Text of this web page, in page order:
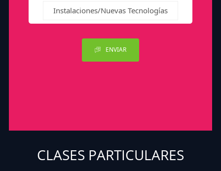
Instalaciones/Nuevas Tecnologías
ENVIAR
CLASES PARTICULARES